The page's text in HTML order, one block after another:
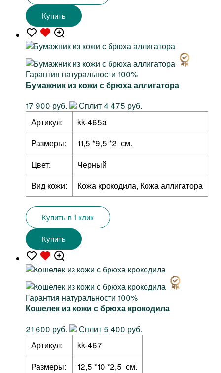
Купить
Гарантия натуральности 100%
Бумажник из кожи с брюха аллигатора
17 900 руб.
Сплит 4 475 руб.
Артикул:
kk-465a
Размеры:
11,5 *9,5 *2 см.
Цвет:
Черный
Вид кожи:
Кожа крокодила, Кожа аллигатора
Купить в 1 клик
Купить
Гарантия натуральности 100%
Кошелек из кожи с брюха крокодила
21 600 руб.
Сплит 5 400 руб.
Артикул:
kk-467
Размеры:
12,5 *10 *2,5 см.